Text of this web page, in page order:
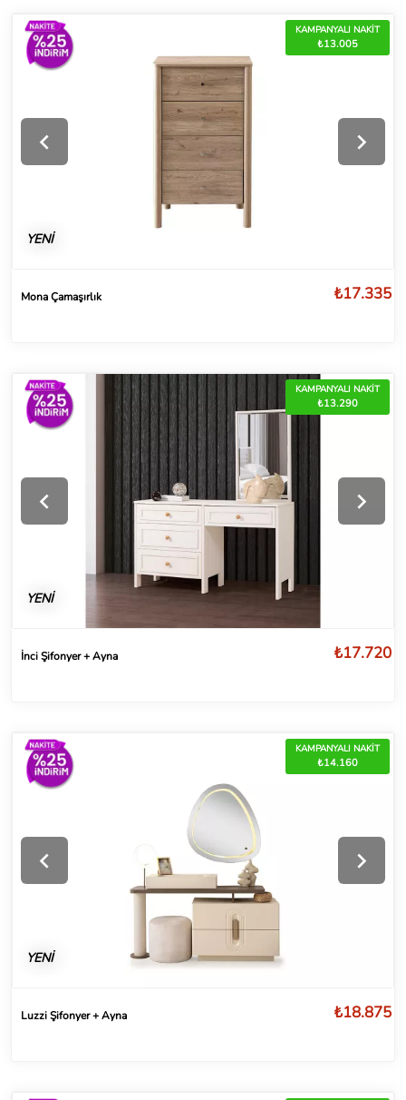
KAMPANYALI NAKİT
₺13.005
YENİ
Mona Çamaşırlık ₺17.335
KAMPANYALI NAKİT
₺13.290
YENİ
İnci Şifonyer + Ayna ₺17.720
KAMPANYALI NAKİT
₺14.160
YENİ
Luzzi Şifonyer + Ayna ₺18.875